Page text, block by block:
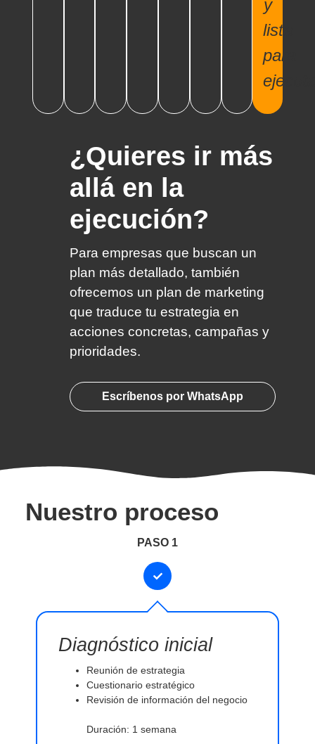
y
lista
para
¿Quieres ir más
allá en la
ejecución?
Para empresas que buscan un
plan más detallado, también
ofrecemos un plan de marketing
que traduce tu estrategia en
acciones concretas, campañas y
prioridades.
Escríbenos por WhatsApp
Nuestro proceso
PASO 1
Diagnóstico inicial
Reunión de estrategia
Cuestionario estratégico
Revisión de información del negocio
Duración: 1 semana